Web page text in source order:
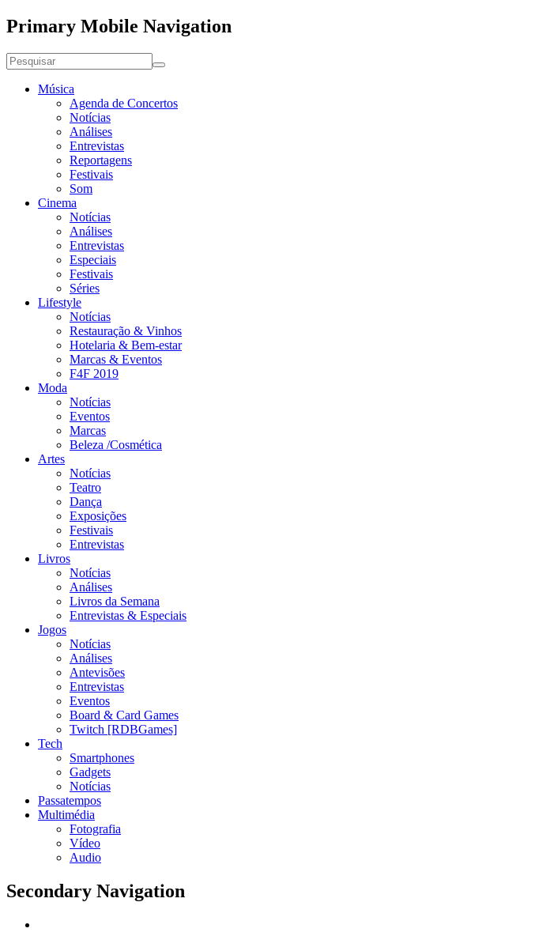
Primary Mobile Navigation
Música
Agenda de Concertos
Notícias
Análises
Entrevistas
Reportagens
Festivais
Som
Cinema
Notícias
Análises
Entrevistas
Especiais
Festivais
Séries
Lifestyle
Notícias
Restauração & Vinhos
Hotelaria & Bem-estar
Marcas & Eventos
F4F 2019
Moda
Notícias
Eventos
Marcas
Beleza /Cosmética
Artes
Notícias
Teatro
Dança
Exposições
Festivais
Entrevistas
Livros
Notícias
Análises
Livros da Semana
Entrevistas & Especiais
Jogos
Notícias
Análises
Antevisões
Entrevistas
Eventos
Board & Card Games
Twitch [RDBGames]
Tech
Smartphones
Gadgets
Notícias
Passatempos
Multimédia
Fotografia
Vídeo
Audio
Secondary Navigation